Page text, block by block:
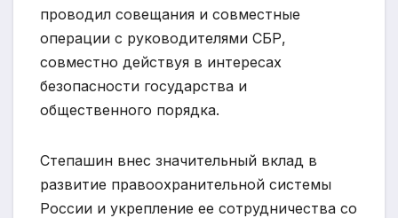
проводил совещания и совместные
операции с руководителями СБР,
совместно действуя в интересах
безопасности государства и
общественного порядка.
Степашин внес значительный вклад в
развитие правоохранительной системы
России и укрепление ее сотрудничества со